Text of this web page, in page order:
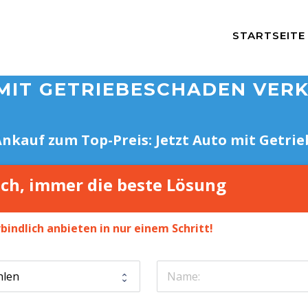
STARTSEITE
GETRIEBESCHADEN
zum Top-Preis: Jetzt Auto mit
immer die beste Lösung
anbieten in nur einem Schritt!